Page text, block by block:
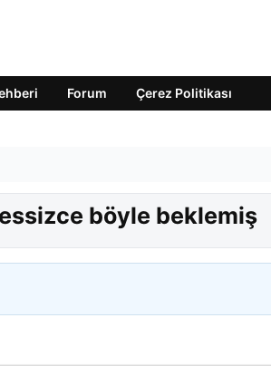
Forum Çerez Politikası
böyle beklemiş